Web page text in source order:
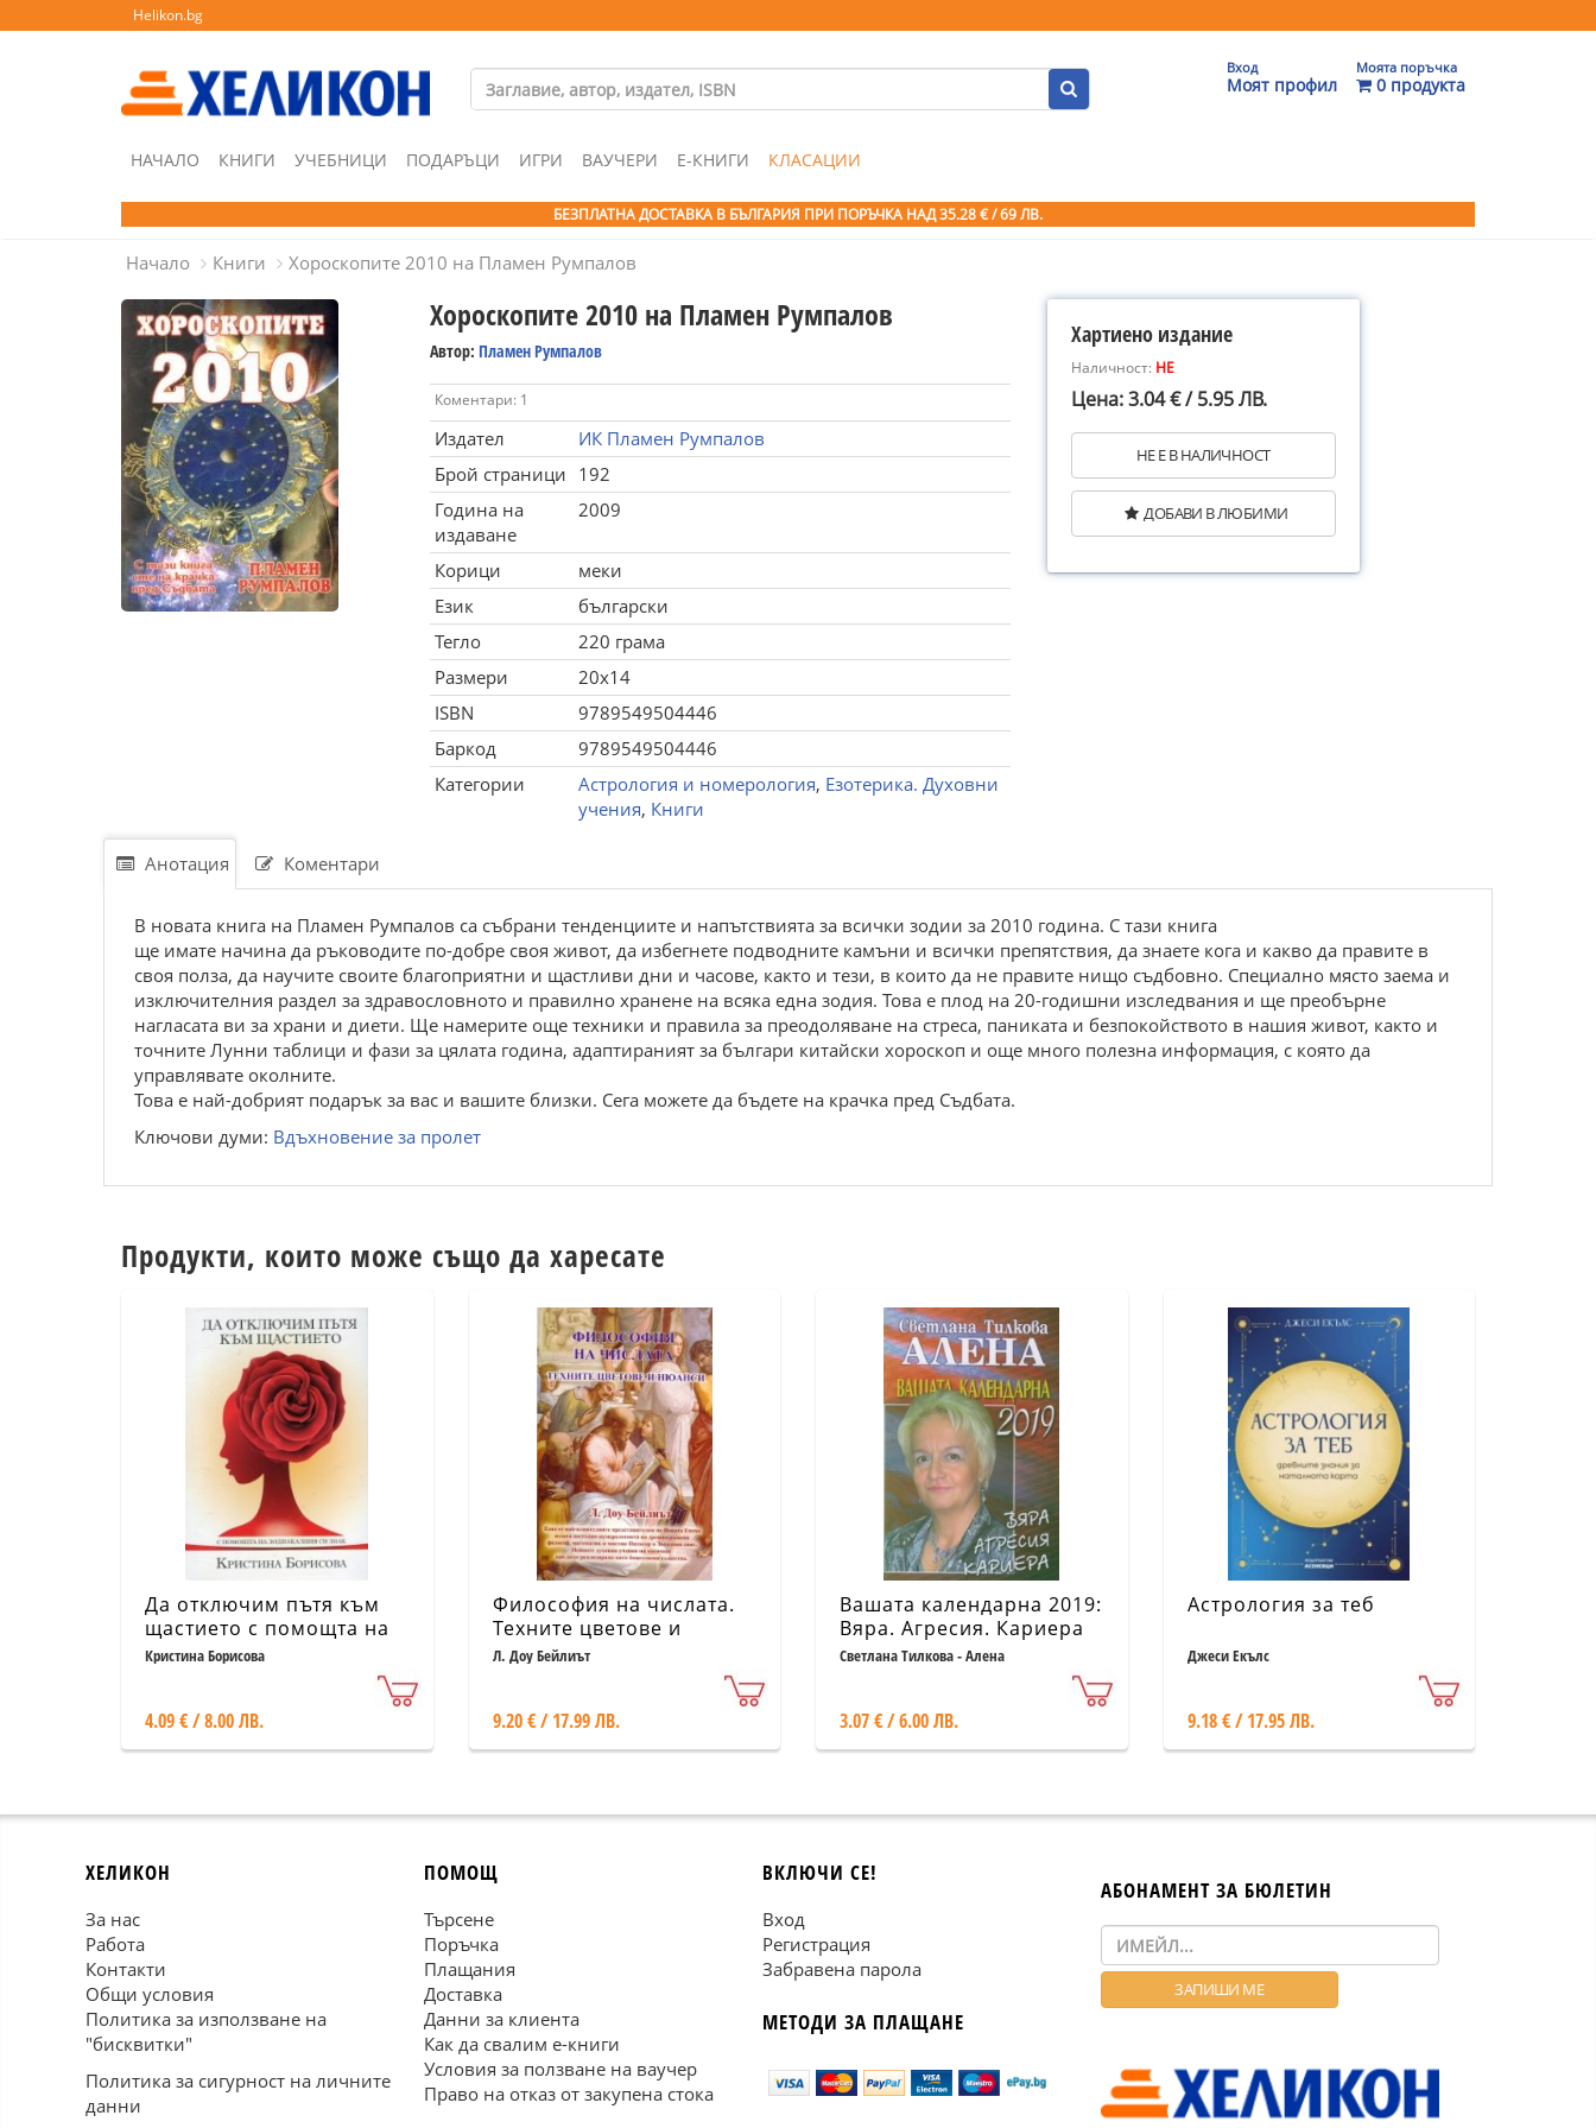
Helikon.bg
Вход
Моят профил
Моята поръчка
0 продукта
НАЧАЛО КНИГИ УЧЕБНИЦИ ПОДАРЪЦИ ИГРИ ВАУЧЕРИ Е-КНИГИ КЛАСАЦИИ
БЕЗПЛАТНА ДОСТАВКА В БЪЛГАРИЯ ПРИ ПОРЪЧКА НАД 35.28 € / 69 ЛВ.
Начало Книги Хороскопите 2010 на Пламен Румпалов
Хороскопите 2010 на Пламен Румпалов
Автор: Пламен Румпалов
Коментари: 1
Издател
ИК Пламен Румпалов
Брой страници 192
Година на
издаване
2009
Корици
меки
Език
български
Тегло
220 грама
Размери
20x14
ISBN
9789549504446
Баркод
9789549504446
Категории
Астрология и номерология, Езотерика. Духовни
учения, Книги
Хартиено издание
Наличност: НЕ
Цена: 3.04 € / 5.95 ЛВ.
НЕ Е В НАЛИЧНОСТ
ДОБАВИ В ЛЮБИМИ
Анотация Коментари
В новата книга на Пламен Румпалов са събрани тенденциите и напътствията за всички зодии за 2010 година. С тази книга
ще имате начина да ръководите по-добре своя живот, да избегнете подводните камъни и всички препятствия, да знаете кога и какво да правите в
своя полза, да научите своите благоприятни и щастливи дни и часове, както и тези, в които да не правите нищо съдбовно. Специално място заема и
изключителния раздел за здравословното и правилно хранене на всяка една зодия. Това е плод на 20-годишни изследвания и ще преобърне
нагласата ви за храни и диети. Ще намерите още техники и правила за преодоляване на стреса, паниката и безпокойството в нашия живот, както и
точните Лунни таблици и фази за цялата година, адаптираният за българи китайски хороскоп и още много полезна информация, с която да
управлявате околните.
Това е най-добрият подарък за вас и вашите близки. Сега можете да бъдете на крачка пред Съдбата.
Ключови думи: Вдъхновение за пролет
Продукти, които може също да харесате
Да отключим пътя към
щастието с помощта на
зодиакалния си знак
Кристина Борисова
4.09 € / 8.00 ЛВ.
Философия на числата.
Техните цветове и
нюанси
Л. Доу Бейлиът
9.20 € / 17.99 ЛВ.
Вашата календарна 2019:
Вяра. Агресия. Кариера
Светлана Тилкова - Алена
3.07 € / 6.00 ЛВ.
Астрология за теб
Джеси Екълс
9.18 € / 17.95 ЛВ.
ХЕЛИКОН
За нас
Работа
Контакти
Общи условия
Политика за използване на
"бисквитки"
Политика за сигурност на личните
данни
ПОМОЩ
Търсене
Поръчка
Плащания
Доставка
Данни за клиента
Как да свалим е-книги
Условия за ползване на ваучер
Право на отказ от закупена стока
ВКЛЮЧИ СЕ!
Вход
Регистрация
Забравена парола
МЕТОДИ ЗА ПЛАЩАНЕ
АБОНАМЕНТ ЗА БЮЛЕТИН